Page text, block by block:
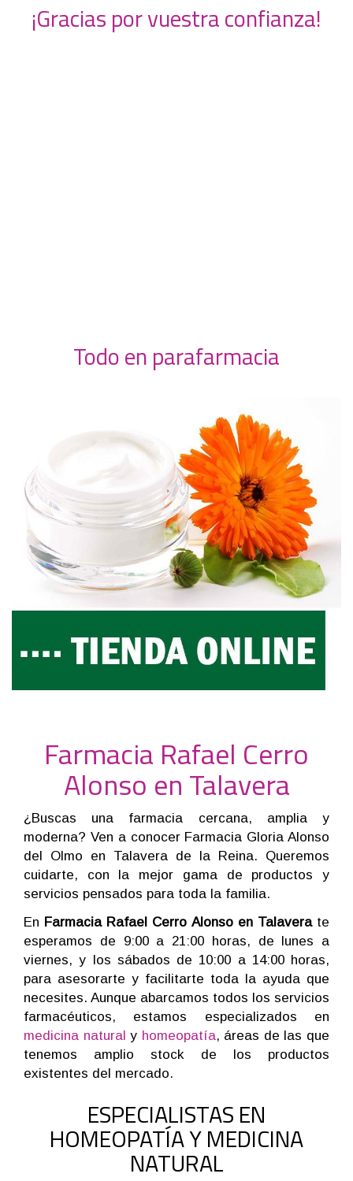
¡Gracias por vuestra confianza!
Todo en parafarmacia
Farmacia Rafael Cerro
Alonso en Talavera
¿Buscas una farmacia cercana, amplia y
moderna? Ven a conocer Farmacia Gloria Alonso
del Olmo en Talavera de la Reina. Queremos
cuidarte, con la mejor gama de productos y
servicios pensados para toda la familia.
En Farmacia Rafael Cerro Alonso en Talaverate
esperamos de 9:00 a 21:00 horas, de lunes a
viernes, y los sábados de 10:00 a 14:00 horas,
para asesorarte y facilitarte toda la ayuda que
necesites. Aunque abarcamos todos los servicios
farmacéuticos, estamos especializados en
medicina natural y homeopatía, áreas de las que
tenemos amplio stock de los productos
existentes del mercado.
ESPECIALISTAS EN
HOMEOPATÍA Y MEDICINA
NATURAL